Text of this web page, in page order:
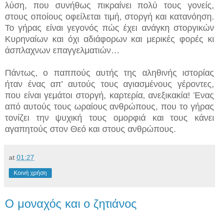
λύση, που συνήθως πικραίνει πολύ τους γονείς,
στους οποίους οφείλεται τιμή, στοργή και κατανόηση.
Το γήρας είναι γεγονός πώς έχει ανάγκη στοργικών
Κυρηναίων και όχι αδιάφορων και μερικές φορές κι
άσπλαχνων επαγγελματιών…
Πάντως, ο παππούς αυτής της αληθινής ιστορίας
ήταν ένας απ’ αυτούς τους αγιασμένους γέροντες,
που είναι γεμάτοι στοργή, καρτερία, ανεξικακία! Ένας
από αυτούς τους ωραίους ανθρώπους, που το γήρας
τονίζει την ψυχική τους ομορφιά και τους κάνει
αγαπητούς στον Θεό και στους ανθρώπους.
at 01:27
Κοινή χρήση
Ο μοναχός και ο ζητιάνος